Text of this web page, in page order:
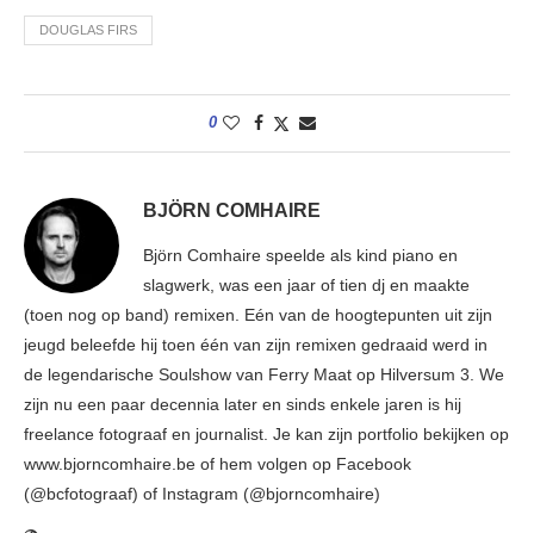
DOUGLAS FIRS
0
BJÖRN COMHAIRE
Björn Comhaire speelde als kind piano en
slagwerk, was een jaar of tien dj en maakte
(toen nog op band) remixen. Eén van de hoogtepunten uit zijn
jeugd beleefde hij toen één van zijn remixen gedraaid werd in
de legendarische Soulshow van Ferry Maat op Hilversum 3. We
zijn nu een paar decennia later en sinds enkele jaren is hij
freelance fotograaf en journalist. Je kan zijn portfolio bekijken op
www.bjorncomhaire.be of hem volgen op Facebook
(@bcfotograaf) of Instagram (@bjorncomhaire)